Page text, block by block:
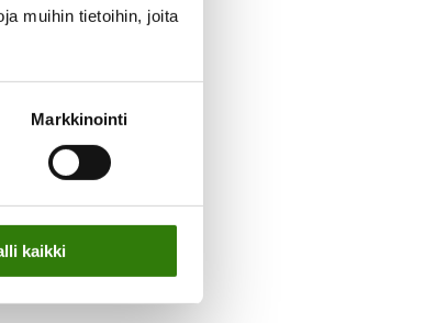
muihin tietoihin, joita
Markkinointi
kaikki